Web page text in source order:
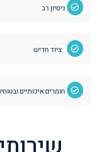
ניסיון רב
ציוד חדיש
חומרים איכותיים